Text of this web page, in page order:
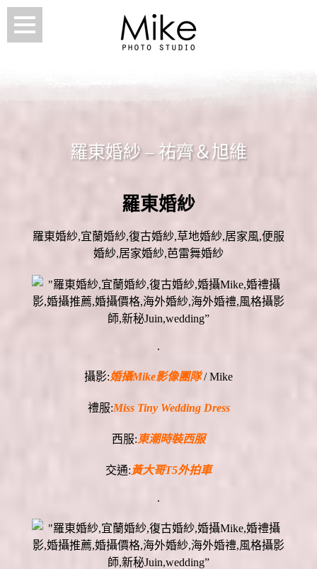
羅東婚紗 – 祐齊＆旭維
羅東婚紗
羅東婚紗,宜蘭婚紗,復古婚紗,草地婚紗,居家風,便服
婚紗,居家婚紗,芭雷舞婚紗
.
攝影:婚攝Mike影像團隊/ Mike
禮服:Miss Tiny Wedding Dress
西服:東潮時裝西服
交通:黃大哥T5外拍車
.